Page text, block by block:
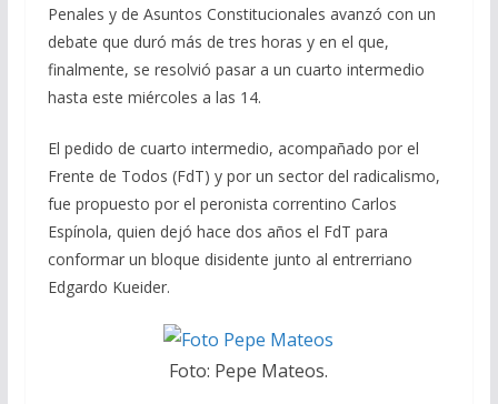
Penales y de Asuntos Constitucionales avanzó con un
debate que duró más de tres horas y en el que,
finalmente, se resolvió pasar a un cuarto intermedio
hasta este miércoles a las 14.
El pedido de cuarto intermedio, acompañado por el
Frente de Todos (FdT) y por un sector del radicalismo,
fue propuesto por el peronista correntino Carlos
Espínola, quien dejó hace dos años el FdT para
conformar un bloque disidente junto al entrerriano
Edgardo Kueider.
Foto: Pepe Mateos.